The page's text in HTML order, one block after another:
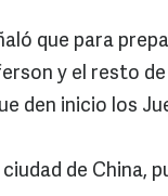
que para
y el resto
den inicio los
de China,